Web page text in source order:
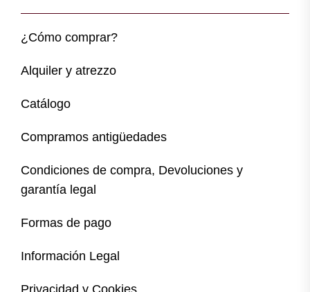
¿Cómo comprar?
Alquiler y atrezzo
Catálogo
Compramos antigüedades
Condiciones de compra, Devoluciones y
garantía legal
Formas de pago
Información Legal